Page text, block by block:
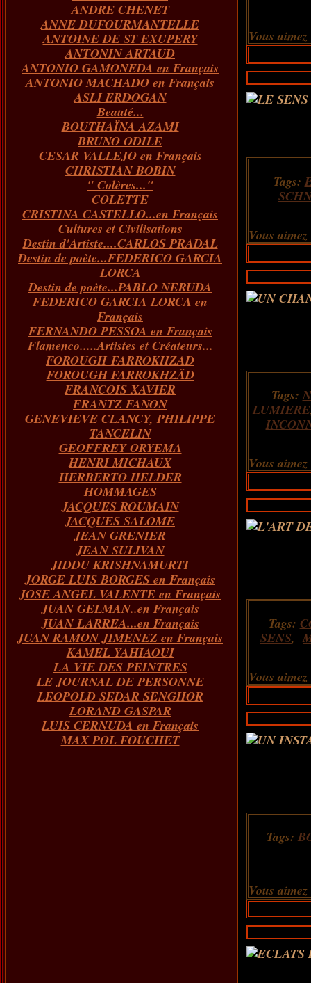
Janvier(60)
Février(68)
Janvier(86)
Mars(65)
Février(70)
Janvier(66)
Avril(76)
Mars(66)
Février(67)
Janvier(73)
Mai(82)
Avril(62)
Mars(66)
Février(55)
Janvier(43)
Juin(84)
Mai(89)
Avril(59)
Mars(73)
Février(54)
Janvier(51)
Juillet(72)
Juin(65)
Mai(97)
Avril(73)
Mars(100)
Février(146)
Janvier(124)
Août(40)
Juillet(31)
Juin(26)
ANDRE CHENET
ANNE DUFOURMANTELLE
ANTOINE DE ST EXUPERY
ANTONIN ARTAUD
ANTONIO GAMONEDA en Français
ANTONIO MACHADO en Français
ASLI ERDOGAN
Beauté...
BOUTHAÏNA AZAMI
BRUNO ODILE
CESAR VALLEJO en Français
CHRISTIAN BOBIN
" Colères..."
COLETTE
CRISTINA CASTELLO...en Français
Cultures et Civilisations
Destin d'Artiste....CARLOS PRADAL
Destin de poète...FEDERICO GARCIA
LORCA
Destin de poète...PABLO NERUDA
FEDERICO GARCIA LORCA en
Français
FERNANDO PESSOA en Français
Flamenco.....Artistes et Créateurs...
FOROUGH FARROKHZAD
FOROUGH FARROKHZÂD
FRANCOIS XAVIER
FRANTZ FANON
GENEVIEVE CLANCY, PHILIPPE
TANCELIN
GEOFFREY ORYEMA
HENRI MICHAUX
HERBERTO HELDER
HOMMAGES
JACQUES ROUMAIN
JACQUES SALOME
JEAN GRENIER
JEAN SULIVAN
JIDDU KRISHNAMURTI
JORGE LUIS BORGES en Français
JOSE ANGEL VALENTE en Français
JUAN GELMAN..en Français
JUAN LARREA...en Français
JUAN RAMON JIMENEZ en Français
KAMEL YAHIAOUI
LA VIE DES PEINTRES
LE JOURNAL DE PERSONNE
LEOPOLD SEDAR SENGHOR
LORAND GASPAR
LUIS CERNUDA en Français
MAX POL FOUCHET
Vous aimez
Tags:
Vous aimez
Tags:
LUMIERE
Vous aimez
Tags:
SENS,
Vous aimez
Tags:
Vous aimez